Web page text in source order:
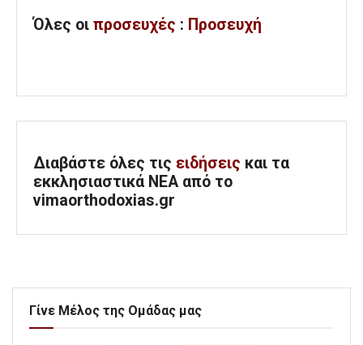
Όλες οι προσευχές : Προσευχή
Διαβάστε όλες τις ειδήσεις και τα
εκκλησιαστικά ΝΕΑ από το
vimaorthodoxias.gr
Γίνε Μέλος της Ομάδας μας